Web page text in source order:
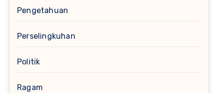
Pengetahuan
Perselingkuhan
Politik
Ragam